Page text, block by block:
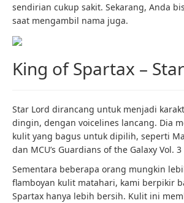
sendirian cukup sakit. Sekarang, Anda
saat mengambil nama juga.
King of Spartax –
Star Lord dirancang untuk menjadi
dingin, dengan voicelines lancang. Dia
kulit yang bagus untuk dipilih, seperti
dan MCU’s Guardians of the Galaxy Vol.
Sementara beberapa orang mungkin
flamboyan kulit matahari, kami berpikir
Spartax hanya lebih bersih. Kulit ini